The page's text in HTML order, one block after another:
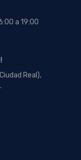
a 19:00
Real),